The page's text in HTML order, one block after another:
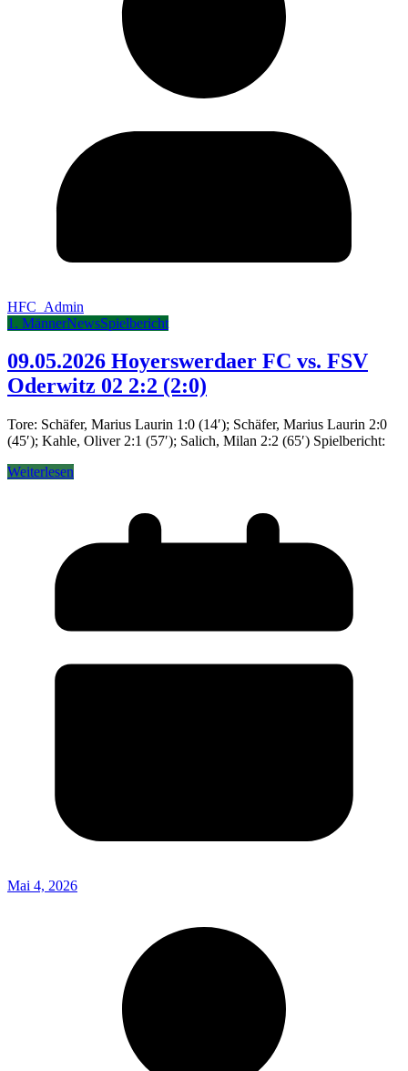
HFC_Admin
1. MännerNewsSpielbericht
09.05.2026 Hoyerswerdaer FC vs. FSV
Oderwitz 02 2:2 (2:0)
Tore: Schäfer, Marius Laurin 1:0 (14′); Schäfer, Marius Laurin 2:0
(45′); Kahle, Oliver 2:1 (57′); Salich, Milan 2:2 (65′) Spielbericht:
Weiterlesen
Mai 4, 2026